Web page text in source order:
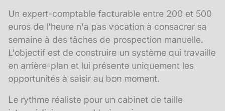
Un expert-comptable facturable entre 200 et 500
euros de l'heure n'a pas vocation à consacrer sa
semaine à des tâches de prospection manuelle.
L'objectif est de construire un système qui travaille
en arrière-plan et lui présente uniquement les
opportunités à saisir au bon moment.
Le rythme réaliste pour un cabinet de taille